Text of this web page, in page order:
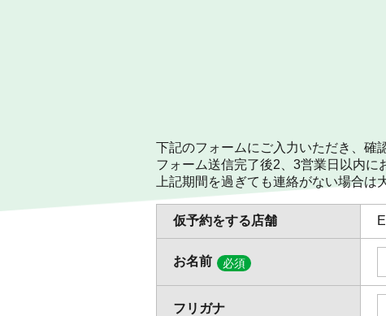
下記のフォームにご入力いただき、確
フォーム送信完了後2、3営業日以内
上記期間を過ぎても連絡がない場合は
仮予約をする店舗
お名前 必須
フリガナ